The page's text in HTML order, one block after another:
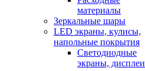
материалы
Зеркальные шары
LED экраны, кулисы,
напольные покрытия
Светодиодные
экраны, дисплеи